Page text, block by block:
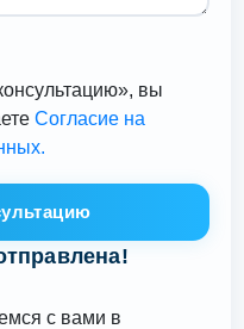
вы
Согласие на
с вами в